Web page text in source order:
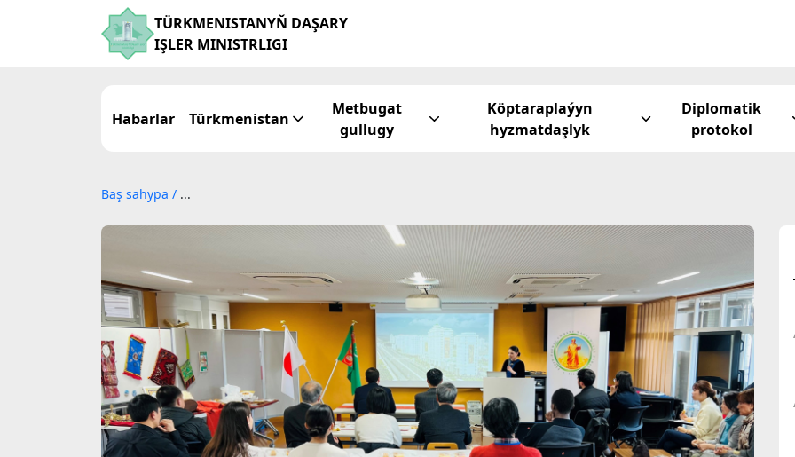
TÜRKMENISTANYŇ DAŞARY
IŞLER MINISTRLIGI
Habarlar Türkmenistan
Metbugat
gullugy
Köptaraplaýyn
hyzmatdaşlyk
Diplomatik
protokol
Baş sahypa / ...